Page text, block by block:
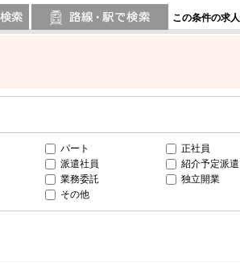
この条件の求人
パート
正社員
派遣社員
紹介予定派遣
業務委託
独立開業
その他